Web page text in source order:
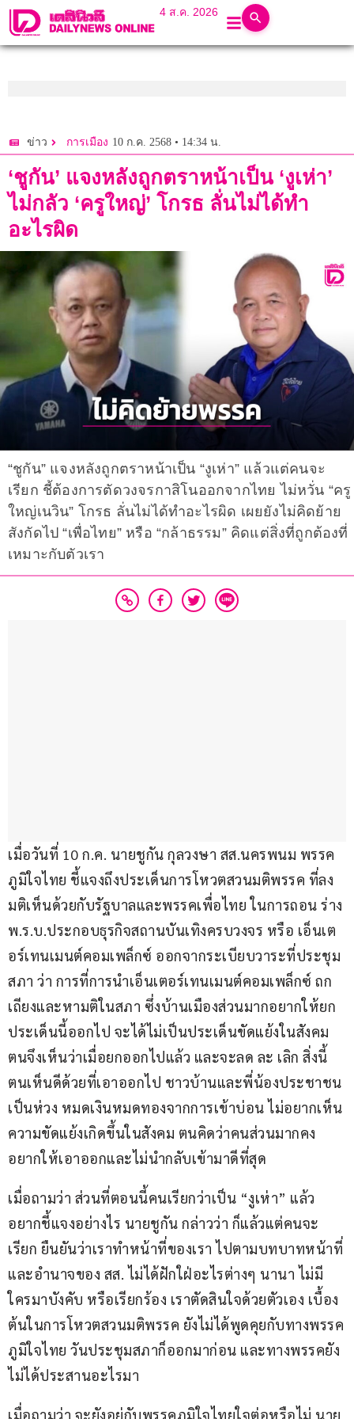
4 ส.ค. 2026
ข่าว การเมือง 10 ก.ค. 2568 • 14:34 น.
‘ชูกัน’ แจงหลังถูกตราหน้าเป็น ‘งูเห่า’
ไม่กลัว ‘ครูใหญ่’ โกรธ ลั่นไม่ได้ทำ
อะไรผิด
“ชูกัน” แจงหลังถูกตราหน้าเป็น “งูเห่า” แล้วแต่คนจะ
เรียก ชี้ต้องการตัดวงจรกาสิโนออกจากไทย ไม่หวั่น “ครู
ใหญ่เนวิน” โกรธ ลั่นไม่ได้ทำอะไรผิด เผยยังไม่คิดย้าย
สังกัดไป “เพื่อไทย” หรือ “กล้าธรรม” คิดแต่สิ่งที่ถูกต้องที่
เหมาะกับตัวเรา
เมื่อวันที่ 10 ก.ค. นายชูกัน กุลวงษา สส.นครพนม พรรค
ภูมิใจไทย ชี้แจงถึงประเด็นการโหวตสวนมติพรรค ที่ลง
มติเห็นด้วยกับรัฐบาลและพรรคเพื่อไทย ในการถอน ร่าง
พ.ร.บ.ประกอบธุรกิจสถานบันเทิงครบวงจร หรือ เอ็นเต
อร์เทนเมนต์คอมเพล็กซ์ ออกจากระเบียบวาระที่ประชุม
สภา ว่า การที่การนำเอ็นเตอร์เทนเมนต์คอมเพล็กซ์ ถก
เถียงและหามติในสภา ซึ่งบ้านเมืองส่วนมากอยากให้ยก
ประเด็นนี้ออกไป จะได้ไม่เป็นประเด็นขัดแย้งในสังคม
ตนจึงเห็นว่าเมื่อยกออกไปแล้ว และจะลด ละ เลิก สิ่งนี้
ตนเห็นดีด้วยที่เอาออกไป ชาวบ้านและพี่น้องประชาชน
เป็นห่วง หมดเงินหมดทองจากการเข้าบ่อน ไม่อยากเห็น
ความขัดแย้งเกิดขึ้นในสังคม ตนคิดว่าคนส่วนมากคง
อยากให้เอาออกและไม่นำกลับเข้ามาดีที่สุด
เมื่อถามว่า ส่วนที่ตอนนี้คนเรียกว่าเป็น “งูเห่า” แล้ว
อยากชี้แจงอย่างไร นายชูกัน กล่าวว่า ก็แล้วแต่คนจะ
เรียก ยืนยันว่าเราทำหน้าที่ของเรา ไปตามบทบาทหน้าที่
และอำนาจของ สส. ไม่ได้ฝักใฝ่อะไรต่างๆ นานา ไม่มี
ใครมาบังคับ หรือเรียกร้อง เราตัดสินใจด้วยตัวเอง เบื้อง
ต้นในการโหวตสวนมติพรรค ยังไม่ได้พูดคุยกับทางพรรค
ภูมิใจไทย วันประชุมสภาก็ออกมาก่อน และทางพรรคยัง
ไม่ได้ประสานอะไรมา
เมื่อถามว่า จะยังอยู่กับพรรคภูมิใจไทยใจต่อหรือไม่ นาย